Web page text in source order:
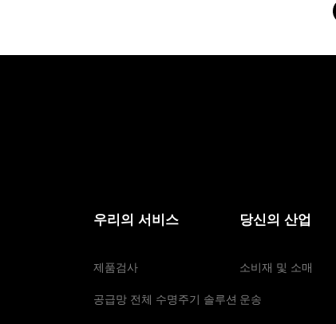
우리의 서비스
제품검사
공급망 전체 수명주기 솔루션
당신의 산업
소비재 및 소매
운송